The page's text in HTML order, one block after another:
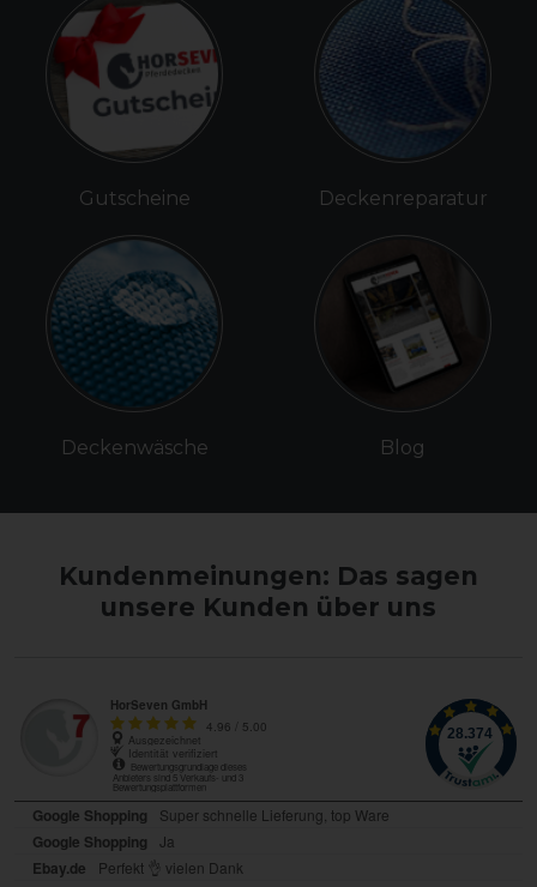
Gutscheine
Deckenwäsche
Deckenreparatur
Blog
Kundenmeinungen: Das sagen
unsere Kunden über uns